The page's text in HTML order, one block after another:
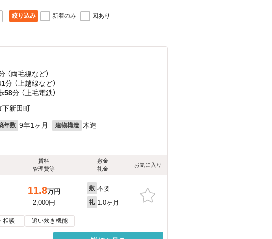
絞り込み 新着のみ 図あり
（両毛線など）
分 （上越線など）
58分 （上毛電鉄）
下新田町
年数 9年1ヶ月 建物構造 木造
賃料
管理費等
敷金
礼金
お気に入り
11.8万円
2,000円
敷 不要
礼 1.0ヶ月
相談 追い炊き機能